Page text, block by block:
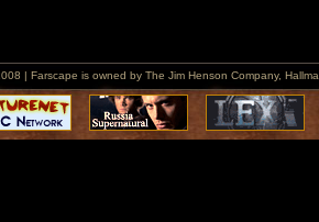
| Farscape is owned by The Jim Henson Company,